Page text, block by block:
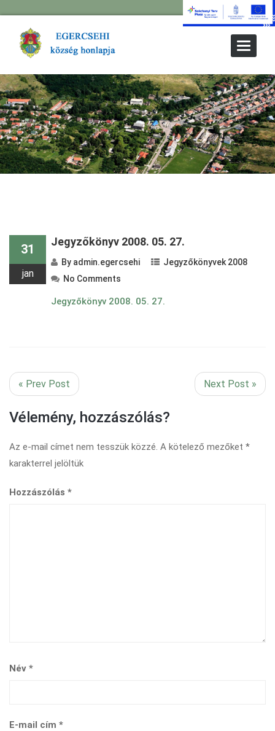
Toggle
31
jan
Jegyzőkönyv 2008. 05. 27.
By admin.egercsehi
Jegyzőkönyvek 2008
No Comments
Jegyzőkönyv 2008. 05. 27.
« Prev Post Next Post »
Vélemény, hozzászólás?
Az e-mail címet nem tesszük közzé. A kötelező mezőket *
karakterrel jelöltük
Hozzászólás *
Név *
E-mail cím *